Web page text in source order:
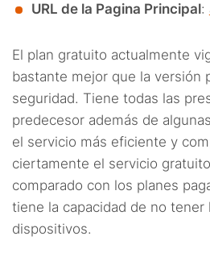
URL de la Pagina Principal:
El plan gratuito actualmente
bastante mejor que la versión
seguridad. Tiene todas las
predecesor además de
el servicio más eficiente y
ciertamente el servicio
comparado con los planes
tiene la capacidad de no tener
dispositivos.